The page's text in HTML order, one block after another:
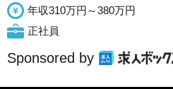
年収310万円～380万円
正社員
Sponsored by